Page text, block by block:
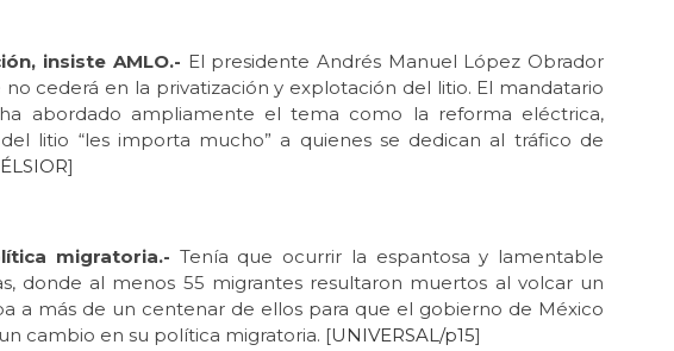
insiste AMLO.- El presidente Andrés Manuel López Obrador
cederá en la privatización y explotación del litio. El mandatario
abordado ampliamente el tema como la reforma eléctrica,
litio “les importa mucho” a quienes se dedican al tráfico de
]
migratoria.- Tenía que ocurrir la espantosa y lamentable
donde al menos 55 migrantes resultaron muertos al volcar un
a más de un centenar de ellos para que el gobierno de México
cambio en su política migratoria. [UNIVERSAL/p15]